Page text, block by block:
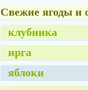
Свежие ягоды и
клубника
ирга
яблоки